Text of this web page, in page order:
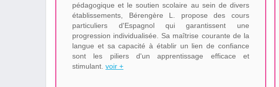
pédagogique et le soutien scolaire au sein de divers
établissements, Bérengère L. propose des cours
particuliers d'Espagnol qui garantissent une
progression individualisée. Sa maîtrise courante de la
langue et sa capacité à établir un lien de confiance
sont les piliers d'un apprentissage efficace et
stimulant.voir +